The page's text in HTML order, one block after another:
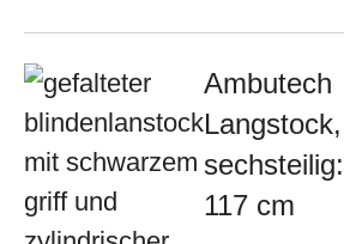
Ambutech
Langstock,
sechsteilig:
117 cm